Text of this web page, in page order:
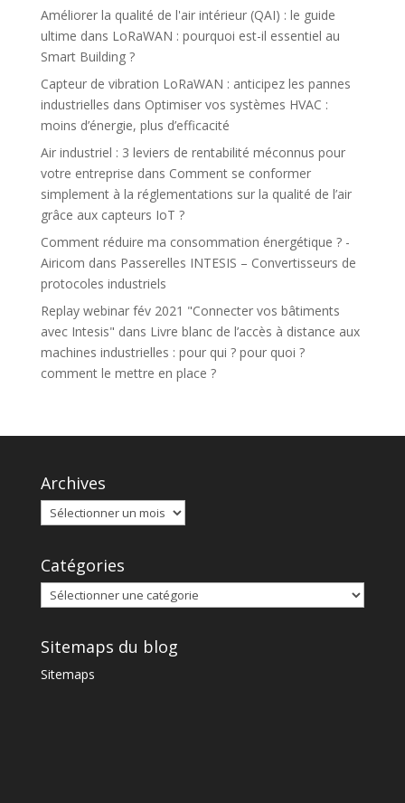
Améliorer la qualité de l'air intérieur (QAI) : le guide
ultime dans LoRaWAN : pourquoi est-il essentiel au
Smart Building ?
Capteur de vibration LoRaWAN : anticipez les pannes
industrielles dans Optimiser vos systèmes HVAC :
moins d’énergie, plus d’efficacité
Air industriel : 3 leviers de rentabilité méconnus pour
votre entreprise dans Comment se conformer
simplement à la réglementations sur la qualité de l’air
grâce aux capteurs IoT ?
Comment réduire ma consommation énergétique ? -
Airicom dans Passerelles INTESIS – Convertisseurs de
protocoles industriels
Replay webinar fév 2021 "Connecter vos bâtiments
avec Intesis" dans Livre blanc de l’accès à distance aux
machines industrielles : pour qui ? pour quoi ?
comment le mettre en place ?
Archives
Catégories
Sitemaps du blog
Sitemaps